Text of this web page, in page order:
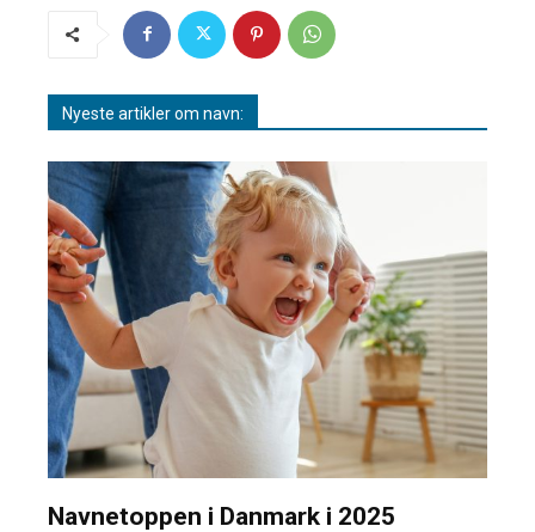
Nyeste artikler om navn:
Navnetoppen i Danmark i 2025